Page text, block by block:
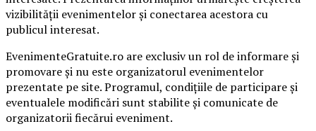
vizibilității evenimentelor și conectarea acestora cu
publicul interesat.
EvenimenteGratuite.ro are exclusiv un rol de informare și
promovare și nu este organizatorul evenimentelor
prezentate pe site. Programul, condițiile de participare și
eventualele modificări sunt stabilite și comunicate de
organizatorii fiecărui eveniment.